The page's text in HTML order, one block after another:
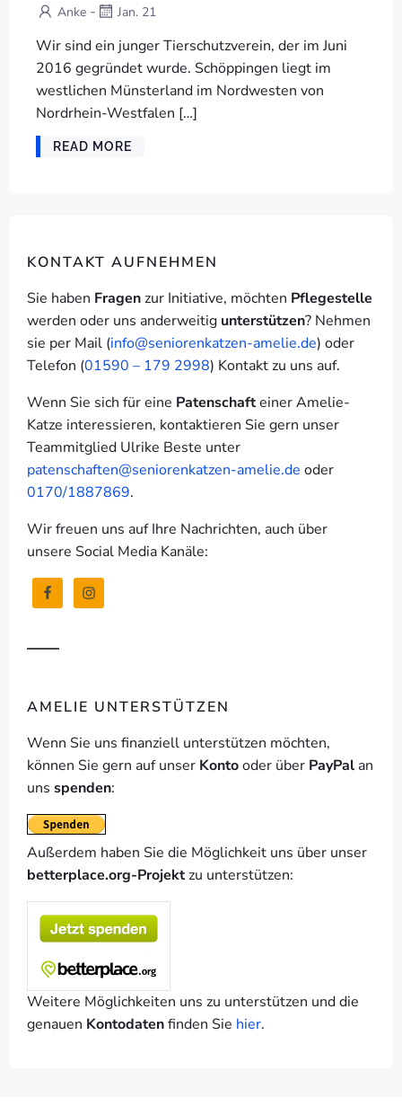
Anke - Jan. 21
Wir sind ein junger Tierschutzverein, der im Juni
2016 gegründet wurde. Schöppingen liegt im
westlichen Münsterland im Nordwesten von
Nordrhein-Westfalen […]
READ MORE
KONTAKT AUFNEHMEN
Sie haben Fragenzur Initiative, möchten Pflegestelle
werden oder uns anderweitig unterstützen? Nehmen
sie per Mail (info@seniorenkatzen-amelie.de) oder
Telefon (01590 – 179 2998) Kontakt zu uns auf.
Wenn Sie sich für eine Patenschafteiner Amelie-
Katze interessieren, kontaktieren Sie gern unser
Teammitglied Ulrike Beste unter
patenschaften@seniorenkatzen-amelie.de oder
0170/1887869.
Wir freuen uns auf Ihre Nachrichten, auch über
unsere Social Media Kanäle:
AMELIE UNTERSTÜTZEN
Wenn Sie uns finanziell unterstützen möchten,
können Sie gern auf unser Kontooder über PayPal an
uns spenden:
Außerdem haben Sie die Möglichkeit uns über unser
betterplace.org-Projektzu unterstützen:
Weitere Möglichkeiten uns zu unterstützen und die
genauen Kontodatenfinden Sie hier.